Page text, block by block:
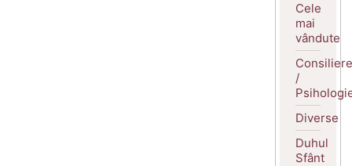
Cele
mai
vândute
Consiliere
/
Diverse
Duhul
Sfânt